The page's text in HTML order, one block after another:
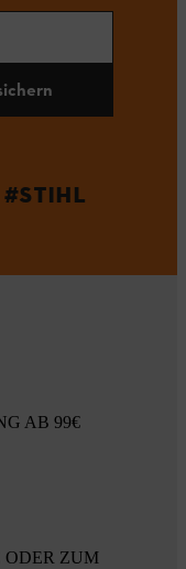
#STIHL
AB 99€
ODER ZUM